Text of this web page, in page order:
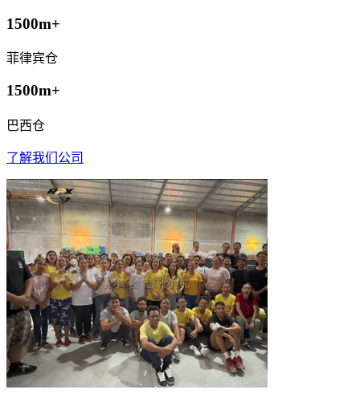
1500m+
菲律宾仓
1500m+
巴西仓
了解我们公司